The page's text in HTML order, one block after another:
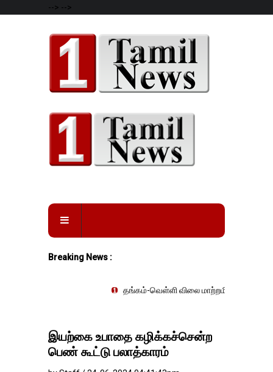
--> -->
Breaking News :
தங்கம்-வெள்ளி விலை மாற்றமின்றிதொடர்கிறது..
இயற்கை உபாதை கழிக்கச்சென்ற
பெண் கூட்டு பலாத்காரம்